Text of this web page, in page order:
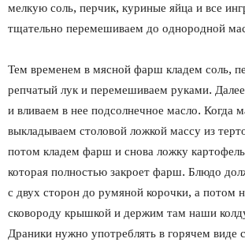
мелкую соль, перчик, куриные яйца и все
тщательно перемешиваем до однородной
Тем временем в мясной фарш кладем соль,
репчатый лук и перемешиваем руками.
и вливаем в нее подсолнечное масло. Когда
выкладываем столовой ложкой массу из
потом кладем фарш и снова ложку
которая полностью закроет фарш. Блюдо
с двух сторон до румяной корочки, а потом
сковороду крышкой и держим там наши
Драники нужно употреблять в горячем виде